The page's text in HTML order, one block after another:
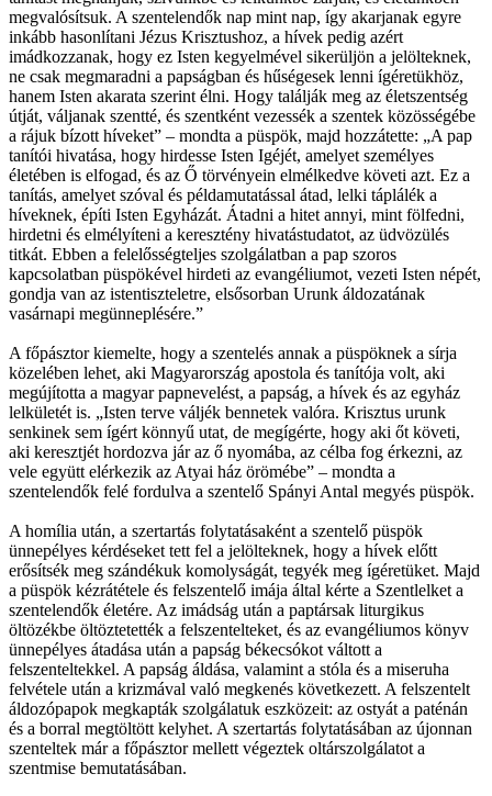
megvalósítsuk. A szentelendők nap mint nap, így akarjanak egyre
inkább hasonlítani Jézus Krisztushoz, a hívek pedig azért
imádkozzanak, hogy ez Isten kegyelmével sikerüljön a jelölteknek,
ne csak megmaradni a papságban és hűségesek lenni ígéretükhöz,
hanem Isten akarata szerint élni. Hogy találják meg az életszentség
útját, váljanak szentté, és szentként vezessék a szentek közösségébe
a rájuk bízott híveket” – mondta a püspök, majd hozzátette: „A pap
tanítói hivatása, hogy hirdesse Isten Igéjét, amelyet személyes
életében is elfogad, és az Ő törvényein elmélkedve követi azt. Ez a
tanítás, amelyet szóval és példamutatással átad, lelki táplálék a
híveknek, építi Isten Egyházát. Átadni a hitet annyi, mint fölfedni,
hirdetni és elmélyíteni a keresztény hivatástudatot, az üdvözülés
titkát. Ebben a felelősségteljes szolgálatban a pap szoros
kapcsolatban püspökével hirdeti az evangéliumot, vezeti Isten népét,
gondja van az istentiszteletre, elsősorban Urunk áldozatának
vasárnapi megünneplésére.”
A főpásztor kiemelte, hogy a szentelés annak a püspöknek a sírja
közelében lehet, aki Magyarország apostola és tanítója volt, aki
megújította a magyar papnevelést, a papság, a hívek és az egyház
lelkületét is. „Isten terve váljék bennetek valóra. Krisztus urunk
senkinek sem ígért könnyű utat, de megígérte, hogy aki őt követi,
aki keresztjét hordozva jár az ő nyomába, az célba fog érkezni, az
vele együtt elérkezik az Atyai ház örömébe” – mondta a
szentelendők felé fordulva a szentelő Spányi Antal megyés püspök.
A homília után, a szertartás folytatásaként a szentelő püspök
ünnepélyes kérdéseket tett fel a jelölteknek, hogy a hívek előtt
erősítsék meg szándékuk komolyságát, tegyék meg ígéretüket. Majd
a püspök kézrátétele és felszentelő imája által kérte a Szentlelket a
szentelendők életére. Az imádság után a paptársak liturgikus
öltözékbe öltöztetették a felszentelteket, és az evangéliumos könyv
ünnepélyes átadása után a papság békecsókot váltott a
felszenteltekkel. A papság áldása, valamint a stóla és a miseruha
felvétele után a krizmával való megkenés következett. A felszentelt
áldozópapok megkapták szolgálatuk eszközeit: az ostyát a paténán
és a borral megtöltött kelyhet. A szertartás folytatásában az újonnan
szenteltek már a főpásztor mellett végeztek oltárszolgálatot a
szentmise bemutatásában.